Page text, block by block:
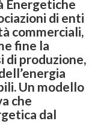
Energetiche
di enti
commerciali,
fine la
di produzione,
Un modello
che
dal